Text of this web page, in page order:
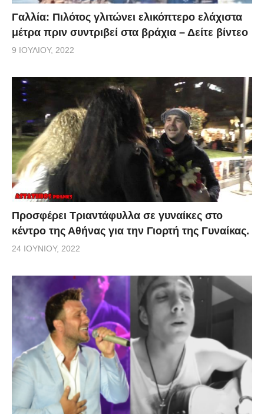
Γαλλία: Πιλότος γλιτώνει ελικόπτερο ελάχιστα
μέτρα πριν συντριβεί στα βράχια – Δείτε βίντεο
9 ΙΟΥΛΊΟΥ, 2022
Προσφέρει Τριαντάφυλλα σε γυναίκες στο
κέντρο της Αθήνας για την Γιορτή της Γυναίκας.
24 ΙΟΥΝΊΟΥ, 2022